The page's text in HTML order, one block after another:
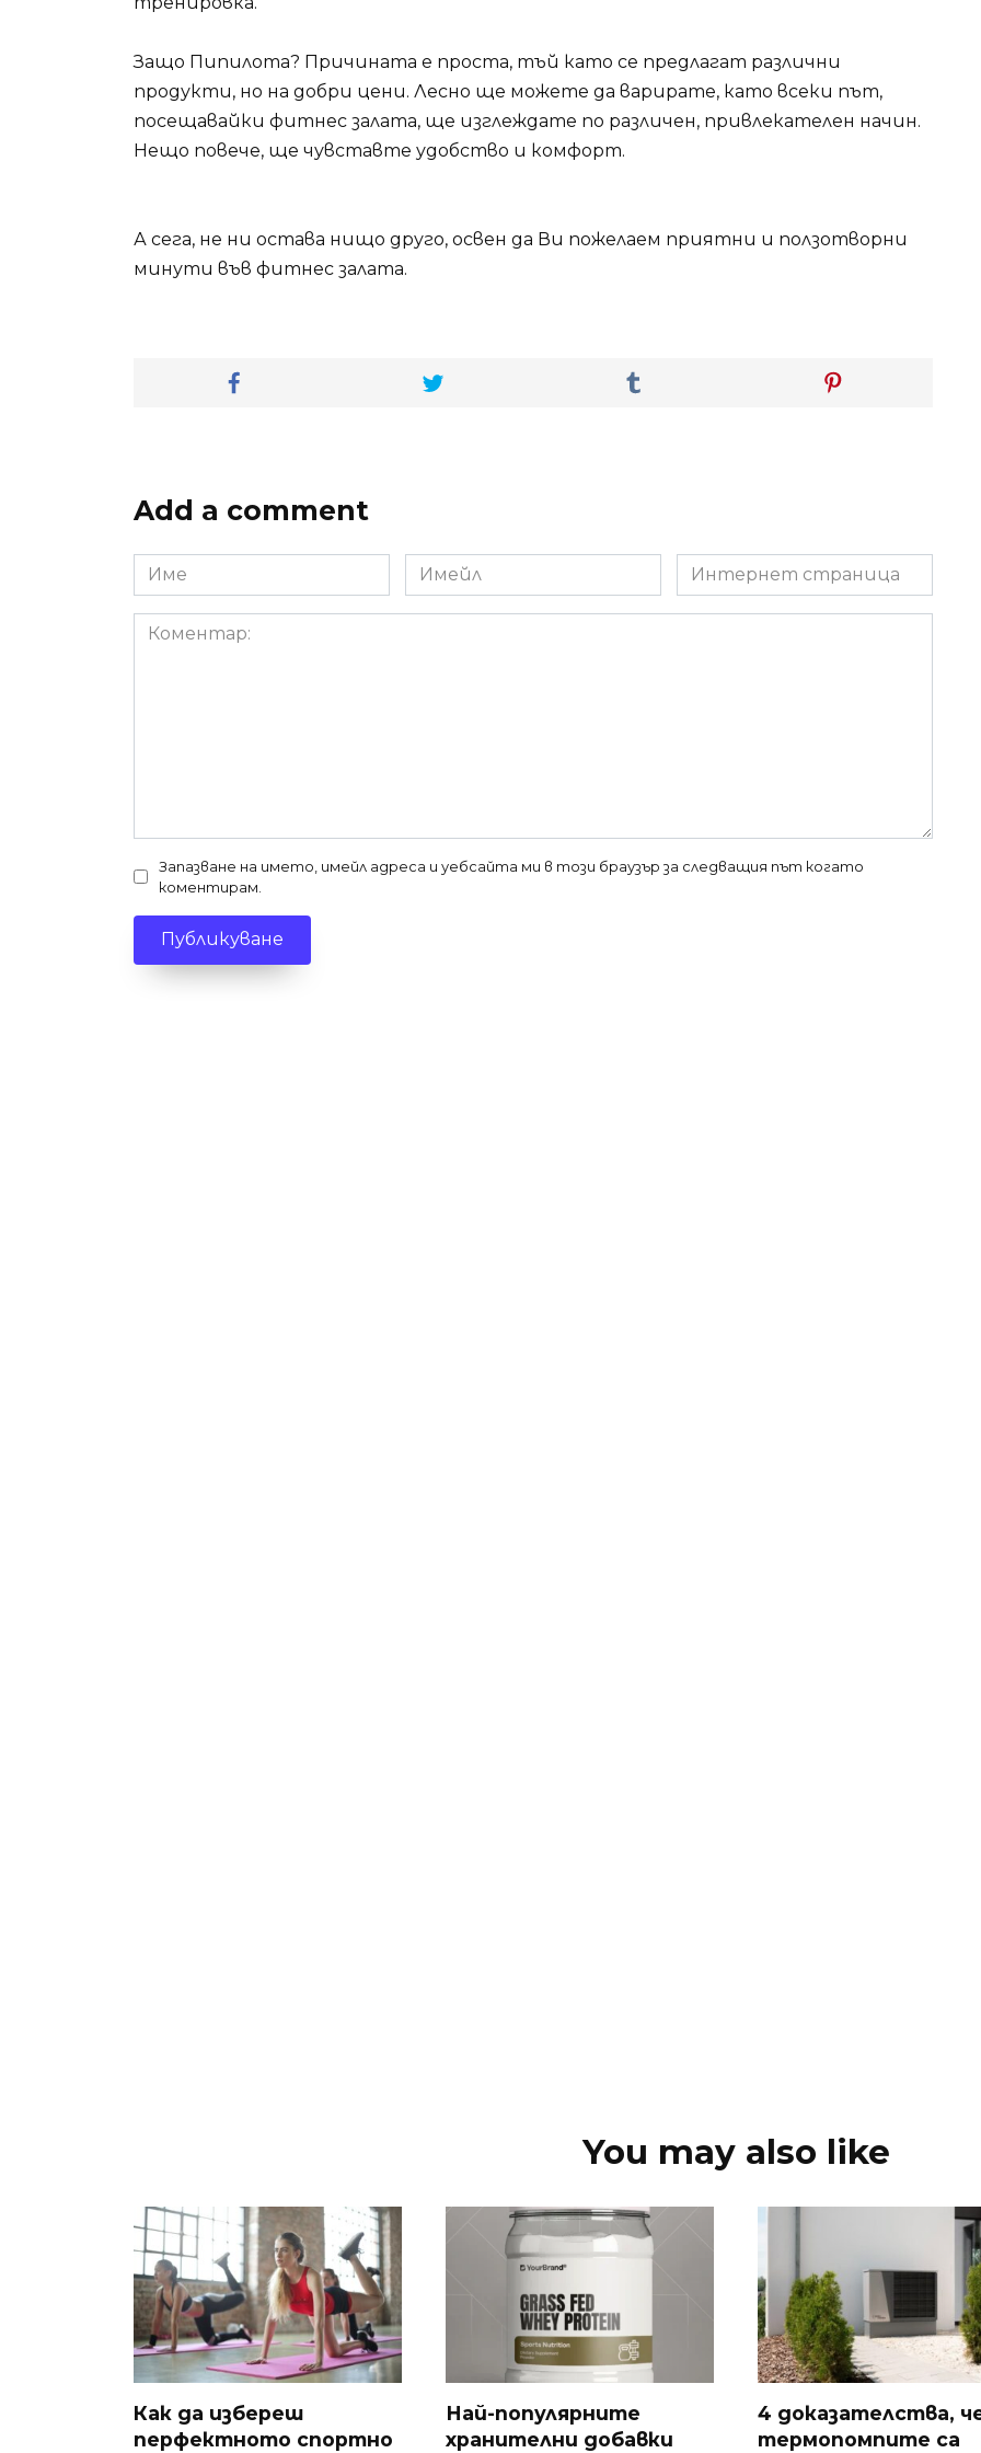
Защо Пипилота? Причината е проста, тъй като се предлагат различни
продукти, но на добри цени. Лесно ще можете да варирате, като всеки път,
посещавайки фитнес залата, ще изглеждате по различен, привлекателен начин.
Нещо повече, ще чувставте удобство и комфорт.
А сега, не ни остава нищо друго, освен да Ви пожелаем приятни и ползотворни
минути във фитнес залата.
Add a comment
Име
*
Имейл
*
Интернет
страница
Коментар:
Запазване на името, имейл адреса и уебсайта ми в този браузър за следващия път когато
коментирам.
You may also like
Как да избереш
перфектното спортно
Най-популярните
хранителни добавки
4 доказателства,
термопомпите са